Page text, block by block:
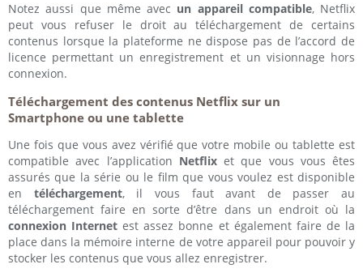
Notez aussi que même avec un appareil compatible, Netflix
peut vous refuser le droit au téléchargement de certains
contenus lorsque la plateforme ne dispose pas de l’accord de
licence permettant un enregistrement et un visionnage hors
connexion.
Téléchargement des contenus Netflix sur un
Smartphone ou une tablette
Une fois que vous avez vérifié que votre mobile ou tablette est
compatible avec l’application Netflixet que vous vous êtes
assurés que la série ou le film que vous voulez est disponible
en téléchargement, il vous faut avant de passer au
téléchargement faire en sorte d’être dans un endroit où la
connexion Internet est assez bonne et également faire de la
place dans la mémoire interne de votre appareil pour pouvoir y
stocker les contenus que vous allez enregistrer.